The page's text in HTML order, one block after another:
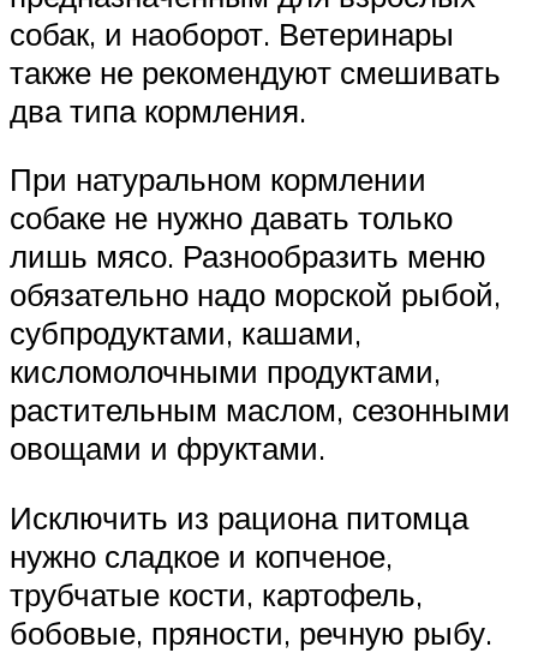
собак, и наоборот. Ветеринары
также не рекомендуют смешивать
два типа кормления.
При натуральном кормлении
собаке не нужно давать только
лишь мясо. Разнообразить меню
обязательно надо морской рыбой,
субпродуктами, кашами,
кисломолочными продуктами,
растительным маслом, сезонными
овощами и фруктами.
Исключить из рациона питомца
нужно сладкое и копченое,
трубчатые кости, картофель,
бобовые, пряности, речную рыбу.